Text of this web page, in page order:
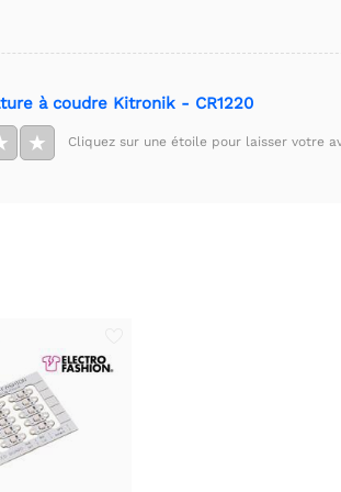
à coudre Kitronik - CR1220
★ Cliquez sur une étoile pour laisser votre